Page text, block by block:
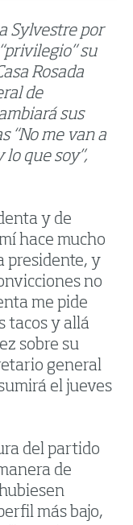
Sylvestre por
su
Rosada
de
sus
“No me van a
que soy”,
y de
hace mucho
presidente, y
no
me pide
tacos y allá
sobre su
general
el jueves
del partido
de
más bajo,